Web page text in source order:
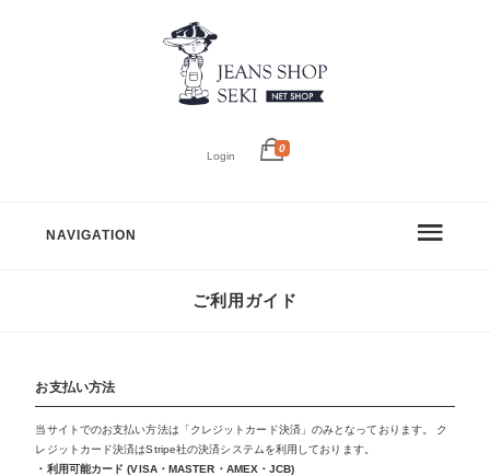
Login
0
NAVIGATION
ご利用ガイド
お支払い方法
当サイトでのお支払い方法は「クレジットカード決済」のみとなっております。 ク
レジットカード決済はStripe社の決済システムを利用しております。
・利用可能カード (VISA・MASTER・AMEX・JCB)